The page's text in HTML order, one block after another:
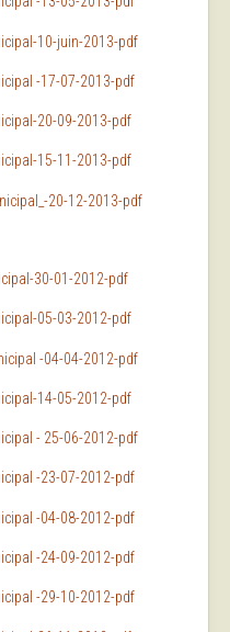
10-juin-2013-pdf
-17-07-2013-pdf
20-09-2013-pdf
15-11-2013-pdf
20-12-2013-pdf
30-01-2012-pdf
05-03-2012-pdf
-04-04-2012-pdf
14-05-2012-pdf
- 25-06-2012-pdf
-23-07-2012-pdf
-04-08-2012-pdf
-24-09-2012-pdf
-29-10-2012-pdf